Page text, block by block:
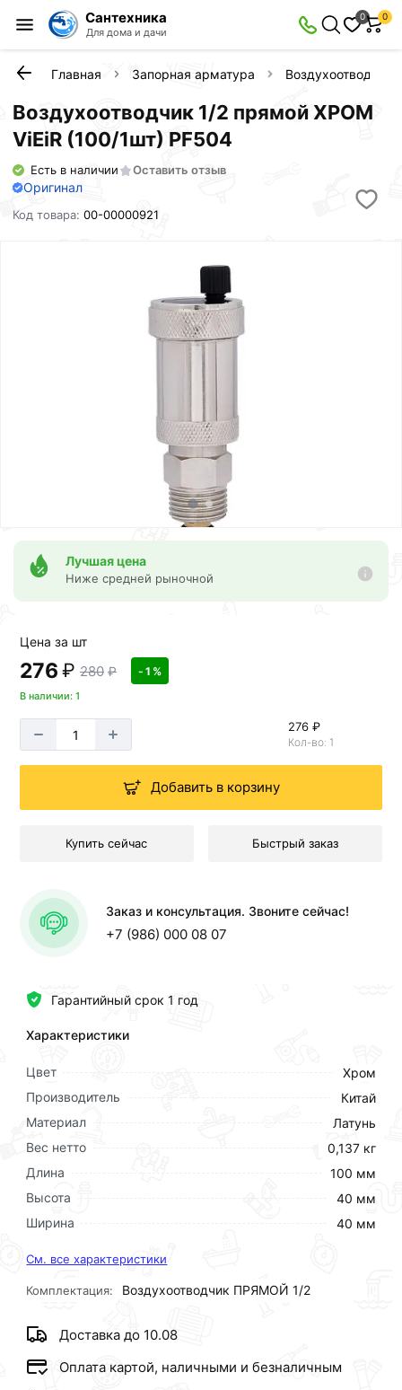
Сантехника
Для дома и дачи
0 0
Главная Запорная арматура Воздухоотводчики
Воздухоотводчик 1/2 прямой ХРОМ
ViEiR (100/1шт) PF504
Есть в наличии Оставить отзыв
Оригинал
Код товара:00-00000921
Гарантийный срок 1 год
Характеристики
Цвет
Хром
Производитель
Китай
Материал
Латунь
Вес нетто
0,137 кг
Длина
100 мм
Высота
40 мм
Ширина
40 мм
См. все характеристики
Комплектация: Воздухоотводчик ПРЯМОЙ 1/2
Доставка до 10.08
Оплата картой, наличными и безналичным
Лучшая цена
Ниже средней рыночной
Цена за шт
276 ₽ 280 ₽ - 1 %
В наличии: 1
276 ₽
Кол-во: 1
Добавить в корзину
Купить сейчас Быстрый заказ
Заказ и консультация. Звоните сейчас!
+7 (986) 000 08 07